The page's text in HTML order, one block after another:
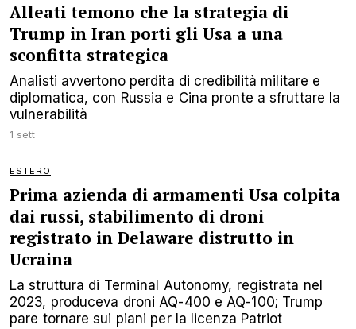
Alleati temono che la strategia di
Trump in Iran porti gli Usa a una
sconfitta strategica
Analisti avvertono perdita di credibilità militare e
diplomatica, con Russia e Cina pronte a sfruttare la
vulnerabilità
1 sett
ESTERO
Prima azienda di armamenti Usa colpita
dai russi, stabilimento di droni
registrato in Delaware distrutto in
Ucraina
La struttura di Terminal Autonomy, registrata nel
2023, produceva droni AQ-400 e AQ-100; Trump
pare tornare sui piani per la licenza Patriot